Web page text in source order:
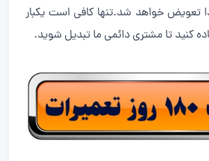
تعویض خواهد شد.تنها کافی است یکبار
کنید تا مشتری دائمی ما تبدیل شوید.